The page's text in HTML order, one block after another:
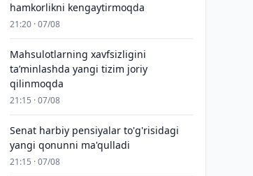
hamkorlikni kengaytirmoqda
21:20 · 07/08
Mahsulotlarning xavfsizligini
taʼminlashda yangi tizim joriy
qilinmoqda
21:15 · 07/08
Senat harbiy pensiyalar to'g'risidagi
yangi qonunni ma'qulladi
21:15 · 07/08